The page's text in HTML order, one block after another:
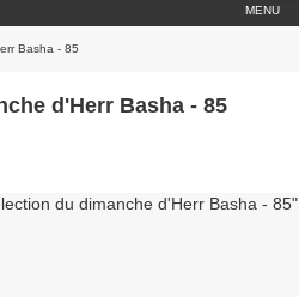
MENU
Basha - 85
d'Herr Basha - 85